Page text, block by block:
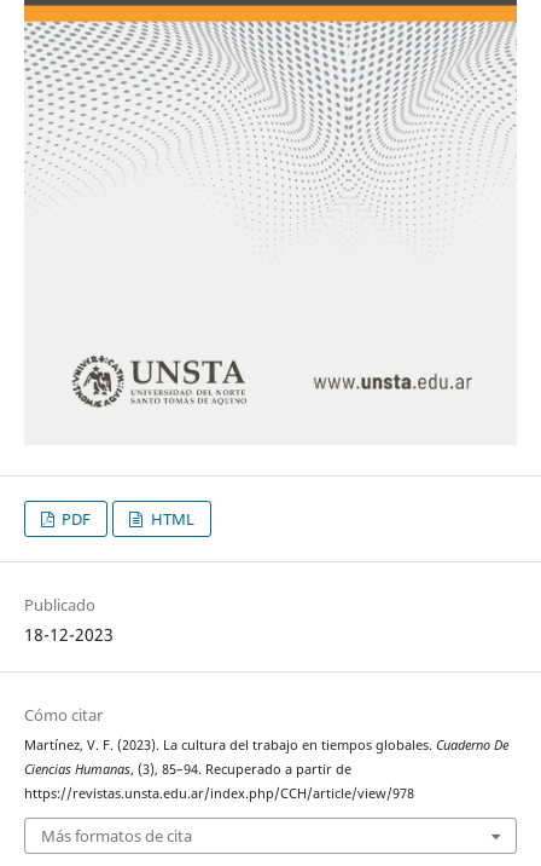
PDF HTML
Publicado
18-12-2023
Cómo citar
Martínez, V. F. (2023). La cultura del trabajo en tiempos globales. Cuaderno De
Ciencias Humanas, (3), 85–94. Recuperado a partir de
https://revistas.unsta.edu.ar/index.php/CCH/article/view/978
Más formatos de cita